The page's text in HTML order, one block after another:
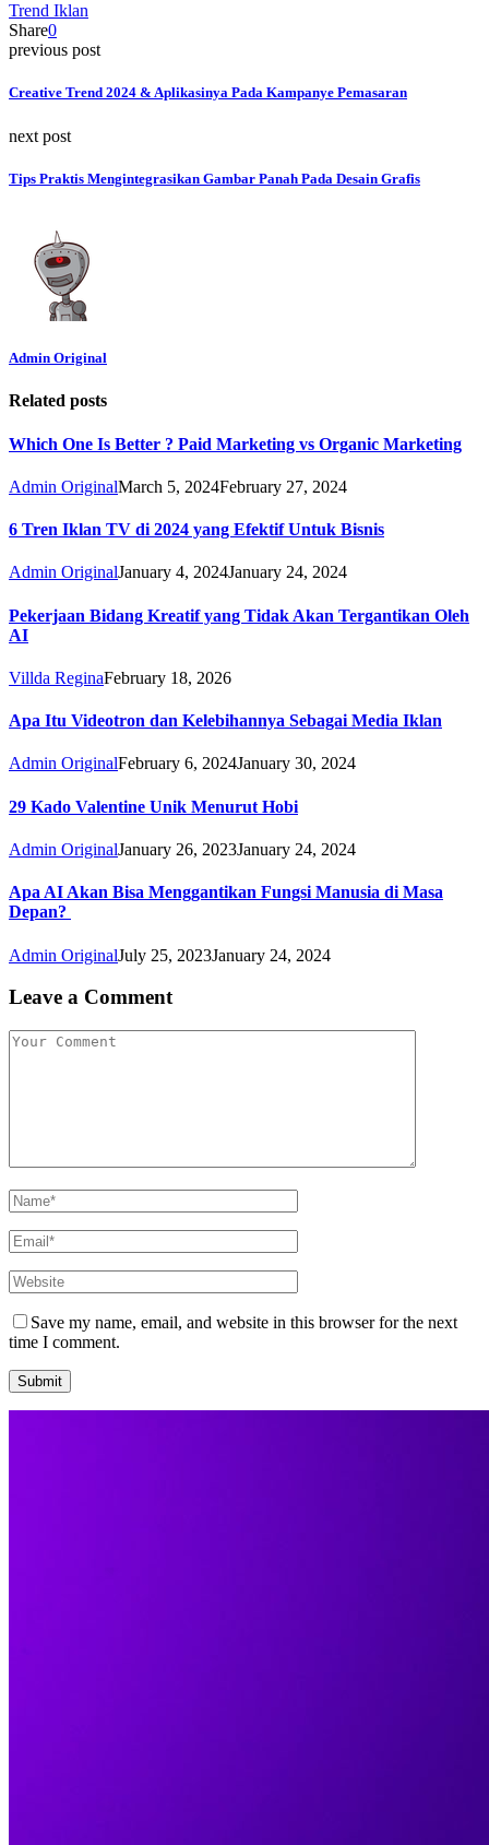
Trend Iklan
Share0
previous post
Creative Trend 2024 & Aplikasinya Pada Kampanye Pemasaran
next post
Tips Praktis Mengintegrasikan Gambar Panah Pada Desain Grafis
Admin Original
Related posts
Which One Is Better ? Paid Marketing vs Organic Marketing
Admin OriginalMarch 5, 2024February 27, 2024
6 Tren Iklan TV di 2024 yang Efektif Untuk Bisnis
Admin OriginalJanuary 4, 2024January 24, 2024
Pekerjaan Bidang Kreatif yang Tidak Akan Tergantikan Oleh
AI
Villda ReginaFebruary 18, 2026
Apa Itu Videotron dan Kelebihannya Sebagai Media Iklan
Admin OriginalFebruary 6, 2024January 30, 2024
29 Kado Valentine Unik Menurut Hobi
Admin OriginalJanuary 26, 2023January 24, 2024
Apa AI Akan Bisa Menggantikan Fungsi Manusia di Masa
Depan?
Admin OriginalJuly 25, 2023January 24, 2024
Leave a Comment
Save my name, email, and website in this browser for the next
time I comment.